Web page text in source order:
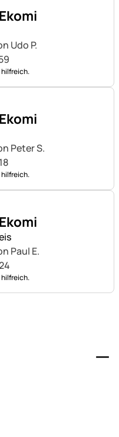
Udo P.
hilfreich.
Peter S.
hilfreich.
Paul E.
hilfreich.